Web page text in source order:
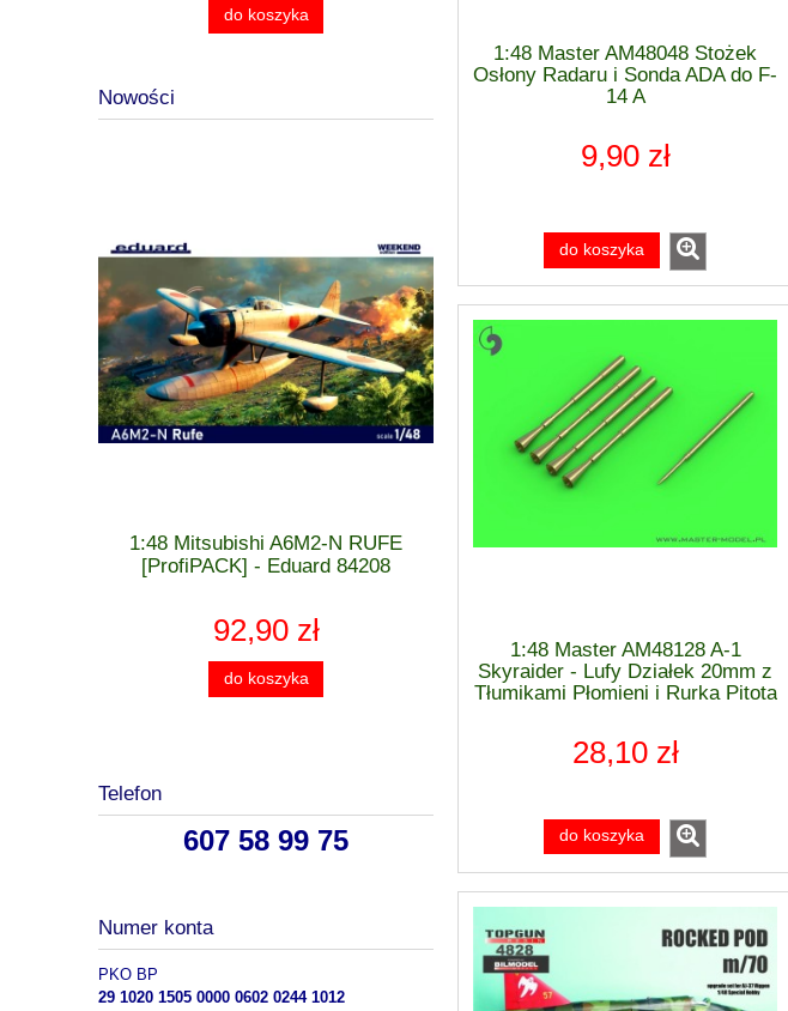
do koszyka
Nowości
1:48 Mitsubishi A6M2-N RUFE
[ProfiPACK] - Eduard 84208
92,90 zł
do koszyka
1:48 Curtiss P-40 E WARHAWK
do koszyka
Telefon
607 58 99 75
Numer konta
PKO BP
29 1020 1505 0000 0602 0244 1012
1:48 Master AM48048 Stożek
Osłony Radaru i Sonda ADA do F-
14 A
9,90 zł
do koszyka
1:48 Master AM48128 A-1
Skyraider - Lufy Działek 20mm z
Tłumikami Płomieni i Rurka Pitota
28,10 zł
do koszyka